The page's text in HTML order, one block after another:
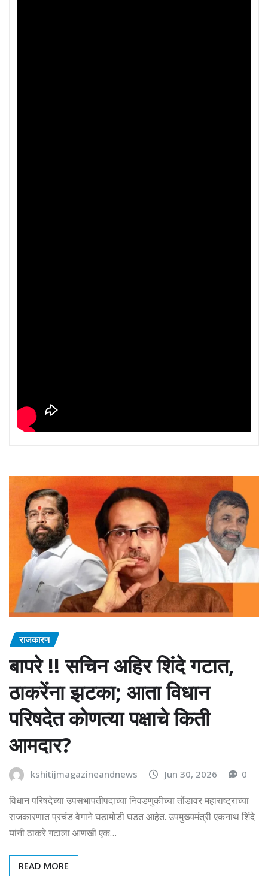
राजकारण
बापरे !! सचिन अहिर शिंदे गटात,
ठाकरेंना झटका; आता विधान
परिषदेत कोणत्या पक्षाचे किती
आमदार?
kshitijmagazineandnews Jun 30, 2026 0
विधान परिषदेच्या उपसभापतीपदाच्या निवडणुकीच्या तोंडावर महाराष्ट्राच्या
राजकारणात प्रचंड वेगाने घडामोडी घडत आहेत. उपमुख्यमंत्री एकनाथ शिंदे
यांनी ठाकरे गटाला आणखी एक…
READ MORE